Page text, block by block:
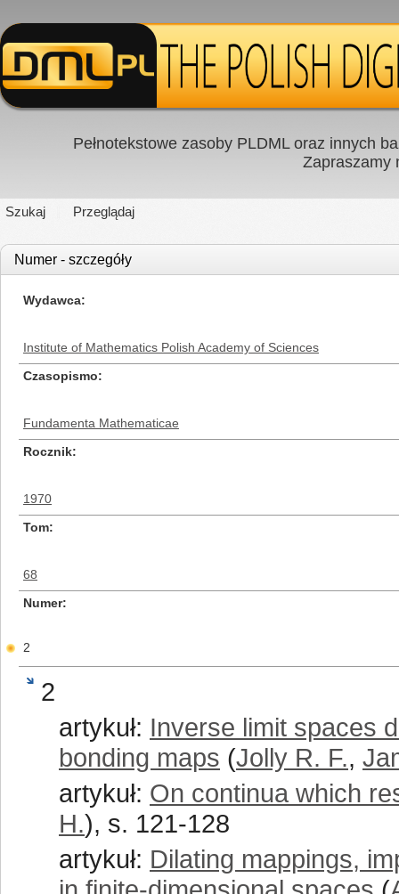
Pełnotekstowe zasoby PLDML oraz innych
Zapraszamy
Szukaj Przeglądaj
Numer - szczegóły
Wydawca
Institute of Mathematics Polish Academy of Sciences
Czasopismo
Fundamenta Mathematicae
Rocznik
1970
Tom
68
Numer
2
2
artykuł: Inverse limit spaces
bonding maps (Jolly R. F.,
artykuł: On continua which
H.), s. 121-128
artykuł: Dilating mappings,